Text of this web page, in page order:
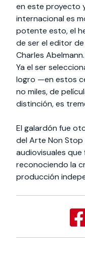
en este proyecto
internacional es
potente esto, el
de ser el editor
Charles
Ya el ser
logro —en estos
no miles, de
distinción, es
El galardón fue
del Arte Non Stop
audiovisuales
reconociendo la
producción